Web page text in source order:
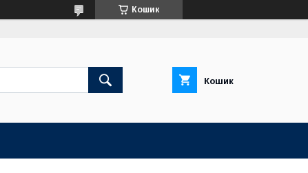
Кошик
Кошик